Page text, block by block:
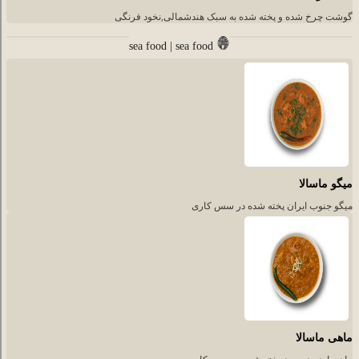
گوشت چرخ شده و پخته شده به سبک هندشمالی,نخود فرنگی
sea food | sea food
میگو ماسالا
میگو جنوب ایران پخته شده در سس کاری
ماهی ماسالا